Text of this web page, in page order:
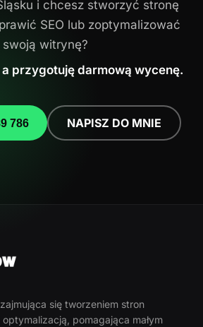
i chcesz stworzyć stronę
SEO lub zoptymalizować
swoją witrynę?
a przygotuję darmową wycenę.
786 NAPISZ DO MNIE
się tworzeniem stron
pomagająca małym